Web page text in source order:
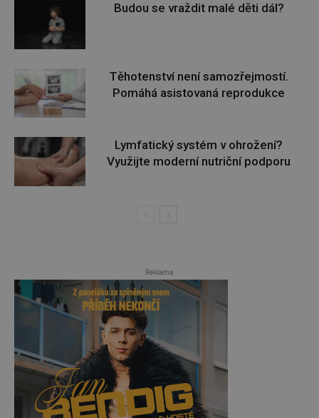
Budou se vraždit malé děti dál?
Těhotenství není samozřejmostí.
Pomáhá asistovaná reprodukce
Lymfatický systém v ohrožení?
Využijte moderní nutriční podporu
Reklama